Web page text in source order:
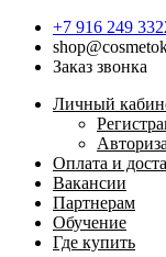
+7 916 249
Заказ звонка
Личный
Оплата и
Вакансии
Партнерам
Обучение
Где купить